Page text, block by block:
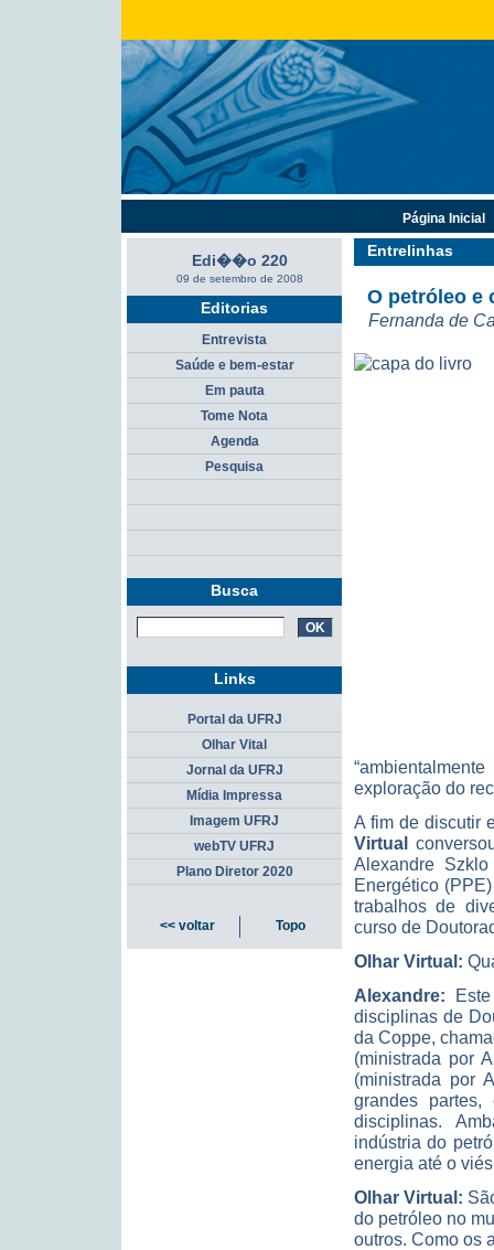
Entrelinhas
O petróleo e
Fernanda de
exploração do
A fim de discutir
Virtual
Alexandre
Energético
trabalhos de
curso de
Olhar Virtual:
Alexandre:
disciplinas de
da Coppe,
(ministrada por
(ministrada por
grandes
disciplinas.
indústria do
energia até o
Olhar Virtual:
do petróleo no
outros. Como os
Edi��o 220
09 de setembro de 2008
Editorias
Entrevista
Saúde e bem-estar
Em pauta
Tome Nota
Agenda
Pesquisa
Busca
Página Inicial
Links
Portal da UFRJ
Olhar Vital
Jornal da UFRJ
Mídia Impressa
Imagem UFRJ
webTV UFRJ
Plano Diretor 2020
<< voltar Topo